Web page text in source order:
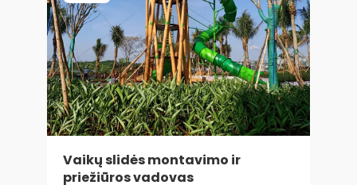
Vaikų slidės montavimo ir
priežiūros vadovas